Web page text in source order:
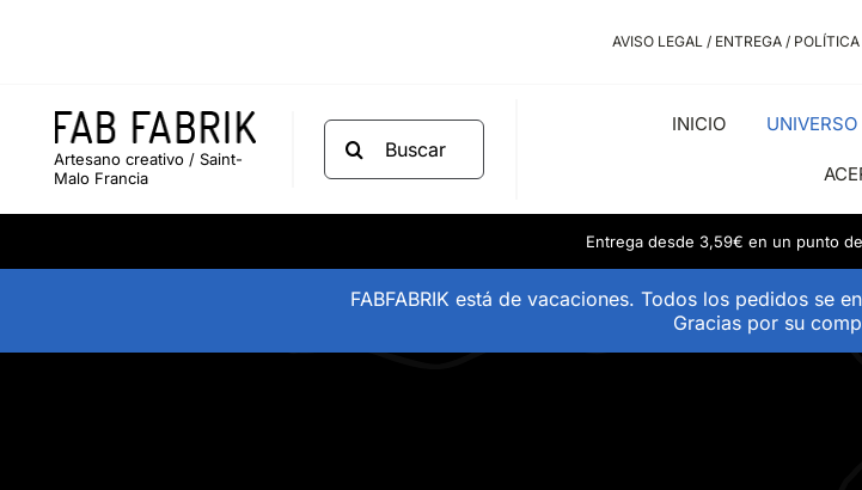
AVISO LEGAL / ENTREGA /
Artesano creativo / Saint-
Malo Francia
INICIO
Entrega desde 3,59€ en un punto
FABFABRIK está de vacaciones. Todos los pedidos se
Gracias por su